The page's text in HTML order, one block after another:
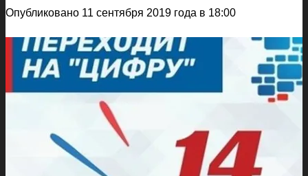
Опубликовано 11 сентября 2019 года в 18:00